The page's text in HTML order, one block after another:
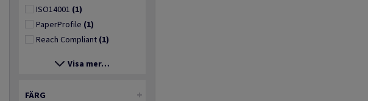
ISO14001 (1)
PaperProfile (1)
Reach Compliant (1)
Visa mer…
FÄRG